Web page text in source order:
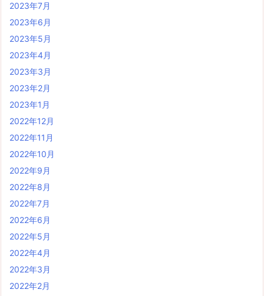
2023年7月
2023年6月
2023年5月
2023年4月
2023年3月
2023年2月
2023年1月
2022年12月
2022年11月
2022年10月
2022年9月
2022年8月
2022年7月
2022年6月
2022年5月
2022年4月
2022年3月
2022年2月